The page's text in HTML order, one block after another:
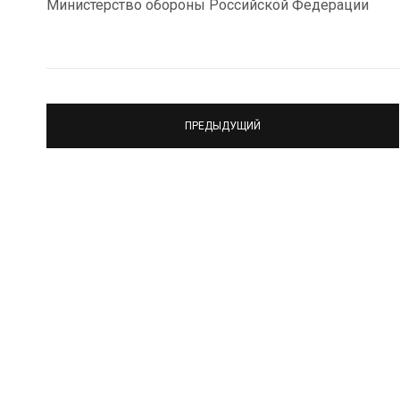
Министерство обороны Российской Федерации
ПРЕДЫДУЩИЙ